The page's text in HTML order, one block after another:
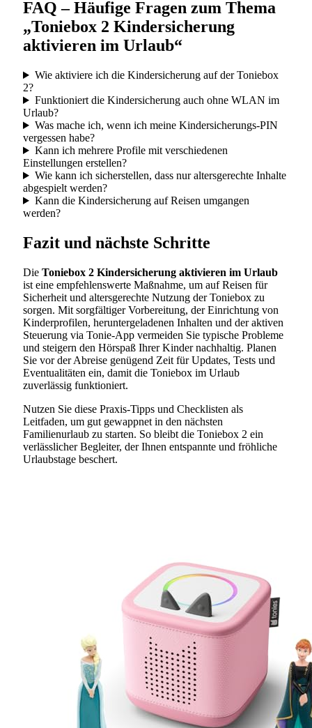
FAQ – Häufige Fragen zum Thema
„Toniebox 2 Kindersicherung
aktivieren im Urlaub“
Wie aktiviere ich die Kindersicherung auf der Toniebox
2?
Funktioniert die Kindersicherung auch ohne WLAN im
Urlaub?
Was mache ich, wenn ich meine Kindersicherungs-PIN
vergessen habe?
Kann ich mehrere Profile mit verschiedenen
Einstellungen erstellen?
Wie kann ich sicherstellen, dass nur altersgerechte Inhalte
abgespielt werden?
Kann die Kindersicherung auf Reisen umgangen
werden?
Fazit und nächste Schritte
Die Toniebox 2 Kindersicherung aktivieren im Urlaub
ist eine empfehlenswerte Maßnahme, um auf Reisen für
Sicherheit und altersgerechte Nutzung der Toniebox zu
sorgen. Mit sorgfältiger Vorbereitung, der Einrichtung von
Kinderprofilen, heruntergeladenen Inhalten und der aktiven
Steuerung via Tonie-App vermeiden Sie typische Probleme
und steigern den Hörspaß Ihrer Kinder nachhaltig. Planen
Sie vor der Abreise genügend Zeit für Updates, Tests und
Eventualitäten ein, damit die Toniebox im Urlaub
zuverlässig funktioniert.
Nutzen Sie diese Praxis-Tipps und Checklisten als
Leitfaden, um gut gewappnet in den nächsten
Familienurlaub zu starten. So bleibt die Toniebox 2 ein
verlässlicher Begleiter, der Ihnen entspannte und fröhliche
Urlaubstage beschert.